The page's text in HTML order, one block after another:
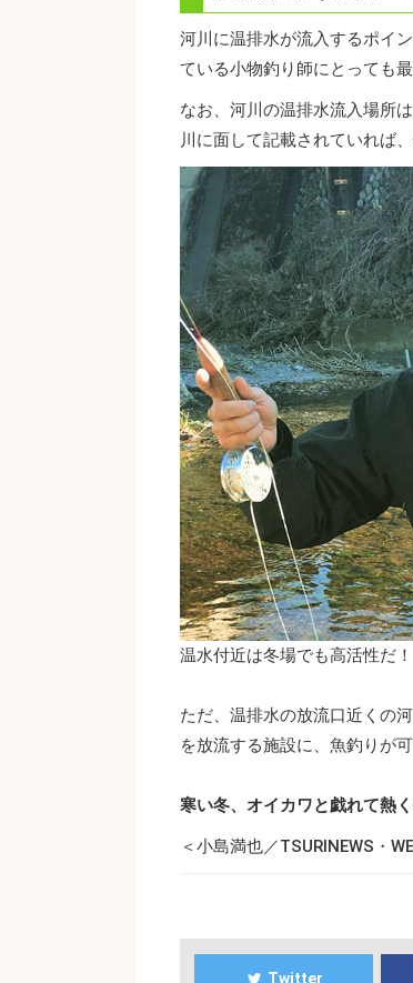
河川に温排水が流入するポイ
ている小物釣り師にとっても最
なお、河川の温排水流入場所
川に面して記載されていれば
温水付近は冬場でも高活性だ！
ただ、温排水の放流口近くの
を放流する施設に、魚釣りが
寒い冬、オイカワと戯れて熱く
＜小島満也／TSURINEWS・
Twitter